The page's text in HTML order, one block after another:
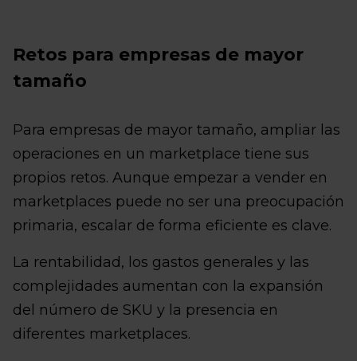
Retos para empresas de mayor
tamaño
Para empresas de mayor tamaño, ampliar las
operaciones en un marketplace tiene sus
propios retos. Aunque empezar a vender en
marketplaces puede no ser una preocupación
primaria, escalar de forma eficiente es clave.
La rentabilidad, los gastos generales y las
complejidades aumentan con la expansión
del número de SKU y la presencia en
diferentes marketplaces.